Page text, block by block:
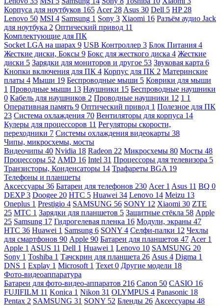
Корпуса для ноутбуков 165 Acer 28 Asus 30 Dell 5 HP 28
Lenovo 50 MSI 4 Samsung 1 Sony 3 Xiaomi 16 Разъём аудио Jack
для ноутбука 2 Оптический привод 11
Комплектующие для ПК
Socket LGA на шарах 9 USB Контроллер 3 Блок Питания 4
Жесткие диски, Боксы 9 Бокс для жесткого диска 4 Жесткие
диски 5 Зарядки для мониторов и другое 53 Звуковая карта 6
Кнопки включения для ПК 4 Корпус для ПК 2 Материнские
платы 4 Мыши 19 Беспроводные мыши 5 Коврики для мыши
1 Проводные мыши 13 Наушники 15 Беспроводные наушники
0 Кабель для наушников 2 Проводные наушники 12 1 1
Оперативная память 9 Оптический привод 1 Полезное для ПК
23 Система охлаждения 70 Вентиляторы для корпуса 14
Кулеры для процессоров 11 Регуляторы скорости,
переходники 7 Системы охлаждения видеокарты 38
Чипы, микросхемы, мосты
Видеочипы 40 Nvidia 18 Radeon 22 Микросхемы 80 Мосты 48
Процессоры 52 AMD 16 Intel 31 Процессоры для телевизора 5
Транзисторы, Конденсаторы 14 Трафареты BGA 19
Телефоны и планшеты
Аксессуары 36 Батареи для телефонов 230 Acer 1 Asus 11 BQ 0
DEXP3 Doogee 20 HTC 5 Huawei 34 Lenovo 14 Meizu 13
Oneplus 1 Prestigio 4 SAMSUNG 56 SONY 12 Xiaomi 30 ZTE
25 МТС 1 Зарядки для планшетов 5 Защитные стёкла 58 Apple
25 Samsung 17 Гидрогелевая пленка 16 Модули, экраны 47
HTC 36 Huawei 1 Samsung 6 SONY 4 Селфи-палки 12 Чехлы
для смартфонов 90 Apple 90 Батареи для планшетов 47 Acer 1
Apple 1 ASUS 11 Dell 1 Huawei 1 Lenovo 10 SAMSUNG 20
Sony 1 Toshiba 1 Тачскрин для планшета 26 Asus 4 Digma 1
DNS 1 Explay 1 Microsoft 1 Texet 0 Другие модели 18
Фото-видеоаппаратура
Батареи для фото-видео-аппаратов 216 Canon 50 CASIO 16
FUJIFILM 11 Konica 1 Nikon 31 OLYMPUS 4 Panasonic 18
Pentax 2 SAMSUNG 31 SONY 52 Бленды 26 Аксессуары 48